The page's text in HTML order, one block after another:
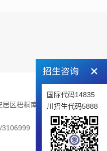
居区梧桐南路242号
3106999
国际代码14835
川招生代码5888